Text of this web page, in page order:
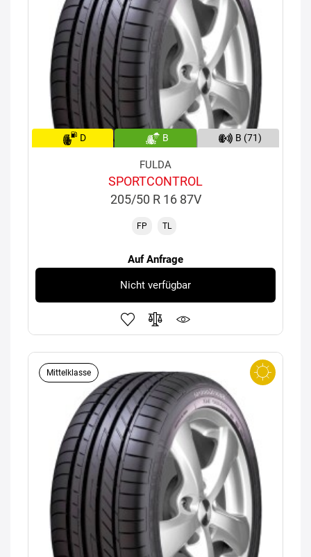
D B B (71)
FULDA
SPORTCONTROL
205/50 R 16 87V
FP TL
Auf Anfrage
Nicht verfügbar
Mittelklasse